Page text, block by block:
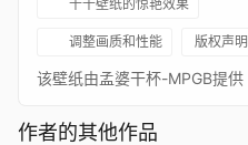
千千壁纸的惊艳效果
调整画质和性能 版权声明
该壁纸由孟婆干杯-MPGB提供
作者的其他作品